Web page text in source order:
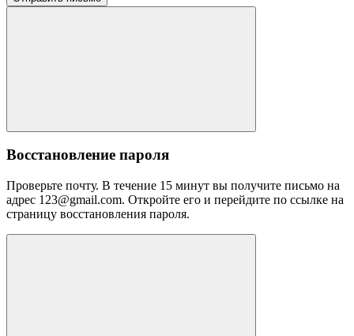
Восстановление пароля
Проверьте почту. В течение 15 минут вы получите письмо на
адрес 123@gmail.com. Откройте его и перейдите по ссылке на
страницу восстановления пароля.